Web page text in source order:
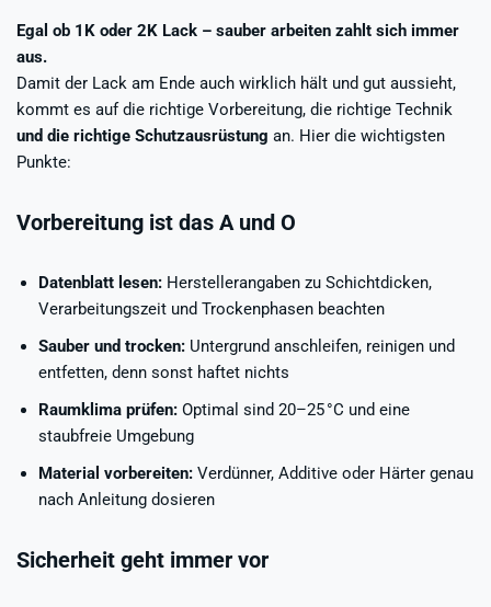
Egal ob 1K oder 2K Lack – sauber arbeiten zahlt sich immer
aus.
Damit der Lack am Ende auch wirklich hält und gut aussieht,
kommt es auf die richtige Vorbereitung, die richtige Technik
und die richtige Schutzausrüstung an. Hier die wichtigsten
Punkte:
Vorbereitung ist das A und O
Datenblatt lesen: Herstellerangaben zu Schichtdicken,
Verarbeitungszeit und Trockenphasen beachten
Sauber und trocken: Untergrund anschleifen, reinigen und
entfetten, denn sonst haftet nichts
Raumklima prüfen: Optimal sind 20–25 °C und eine
staubfreie Umgebung
Material vorbereiten: Verdünner, Additive oder Härter genau
nach Anleitung dosieren
Sicherheit geht immer vor